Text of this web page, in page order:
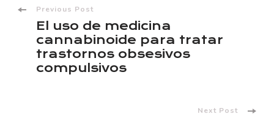
Post
Navigation
Previous Post
El uso de medicina
cannabinoide para tratar
trastornos obsesivos
compulsivos
Next Post